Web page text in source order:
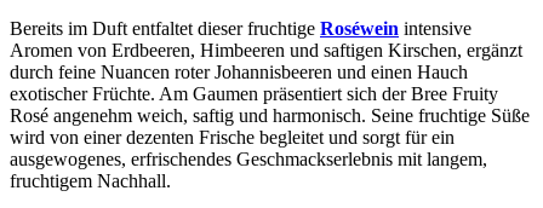
Bereits im Duft entfaltet dieser fruchtige Roséwein intensive
Aromen von Erdbeeren, Himbeeren und saftigen Kirschen, ergänzt
durch feine Nuancen roter Johannisbeeren und einen Hauch
exotischer Früchte. Am Gaumen präsentiert sich der Bree Fruity
Rosé angenehm weich, saftig und harmonisch. Seine fruchtige Süße
wird von einer dezenten Frische begleitet und sorgt für ein
ausgewogenes, erfrischendes Geschmackserlebnis mit langem,
fruchtigem Nachhall.